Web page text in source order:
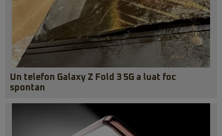
Un telefon Galaxy Z Fold 3 5G a luat foc
spontan